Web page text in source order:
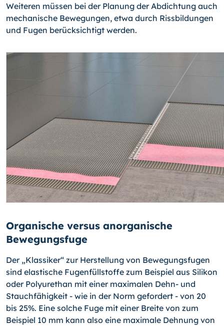
Weiteren müssen bei der Planung der Abdichtung auch
mechanische Bewegungen, etwa durch Rissbildungen
und Fugen berücksichtigt werden.
Organische versus anorganische
Bewegungsfuge
Der „Klassiker“ zur Herstellung von Bewegungsfugen
sind elastische Fugenfüllstoffe zum Beispiel aus Silikon
oder Polyurethan mit einer maximalen Dehn- und
Stauch­fä­hig­keit - wie in der Norm gefordert - von 20
bis 25%. Eine solche Fuge mit einer Breite von zum
Beispiel 10 mm kann also eine maximale Dehnung von